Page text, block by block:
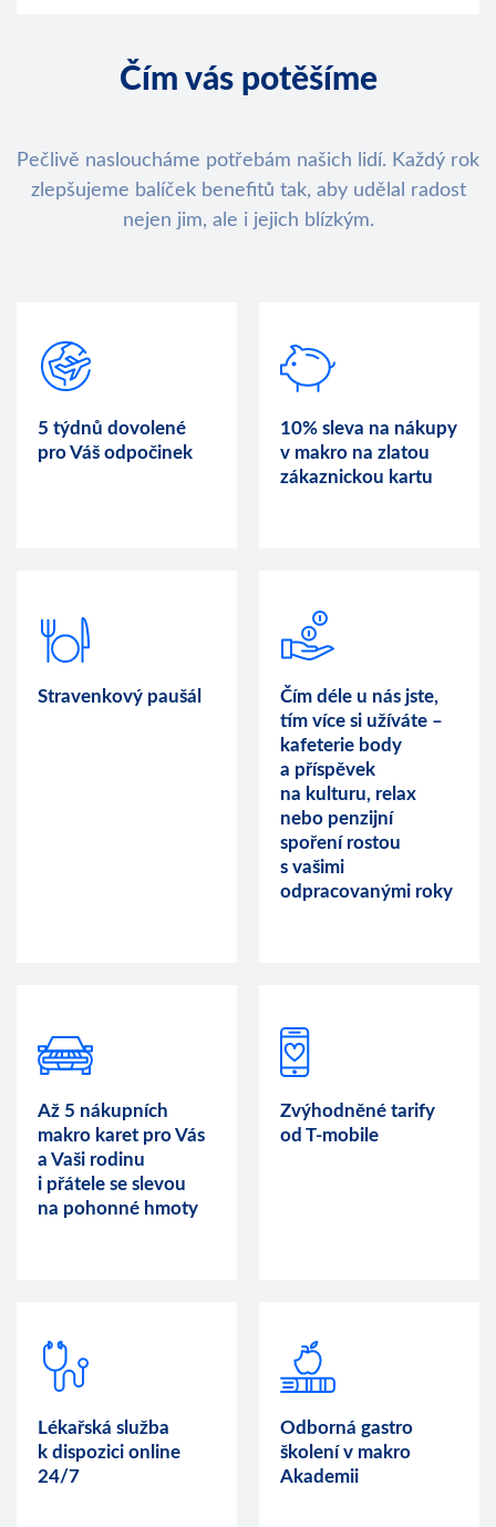
Čím vás potěšíme
Pečlivě nasloucháme potřebám našich lidí. Každý rok
zlepšujeme balíček benefitů tak, aby udělal radost
nejen jim, ale i jejich blízkým.
5 týdnů dovolené
pro Váš odpočinek
10% sleva na nákupy
v makro na zlatou
zákaznickou kartu
Stravenkový paušál
Čím déle u nás jste,
tím více si užíváte –
kafeterie body
a příspěvek
na kulturu, relax
nebo penzijní
spoření rostou
s vašimi
odpracovanými roky
Až 5 nákupních
makro karet pro Vás
a Vaši rodinu
i přátele se slevou
na pohonné hmoty
Zvýhodněné tarify
od T-mobile
Lékařská služba
k dispozici online
24/7
Odborná gastro
školení v makro
Akademii